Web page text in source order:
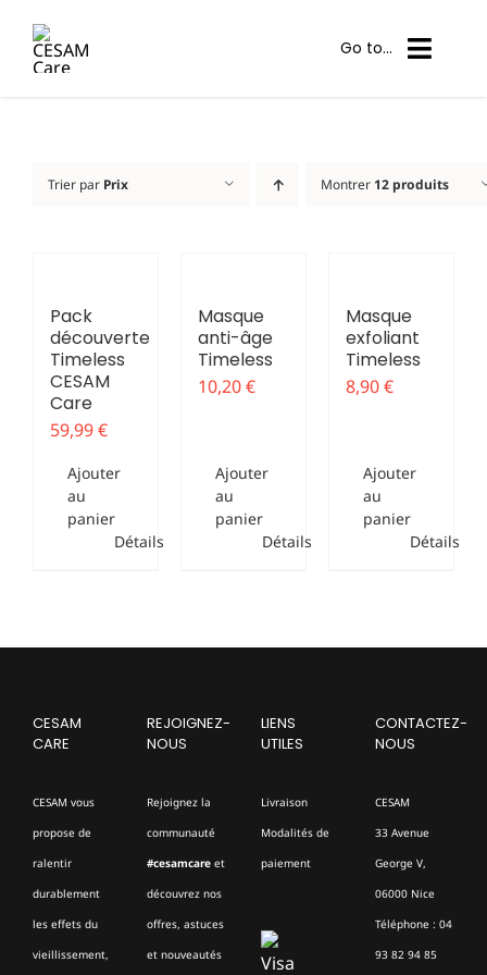
contenu
Go to...
Centres partenaires
Contact
Trier par Prix Montrer 12 produits
Pack
découverte
Timeless
CESAM
Care
59,99€
Ajouter
au
panier
Détails
Masque
anti-âge
Timeless
10,20€
Ajouter
au
panier
Détails
Masque
exfoliant
Timeless
8,90€
Ajouter
au
panier
Détails
CESAM
CARE
CESAM vous
propose de
ralentir
durablement
les effets du
vieillissement,
REJOIGNEZ-
NOUS
Rejoignez la
communauté
#cesamcare et
découvrez nos
offres, astuces
et nouveautés
LIENS
UTILES
Livraison
Modalités de
paiement
CONTACTEZ-
NOUS
CESAM
33 Avenue
George V,
06000 Nice
Téléphone : 04
93 82 94 85